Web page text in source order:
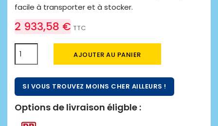
facile à transporter et à stocker.
2 933,58 € TTC
AJOUTER AU PANIER
SI VOUS TROUVEZ MOINS CHER AILLEURS !
Options de livraison éligble :